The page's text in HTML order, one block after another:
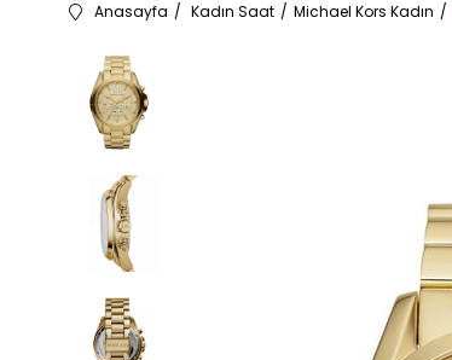
Anasayfa Kadın Saat Michael Kors Kadın